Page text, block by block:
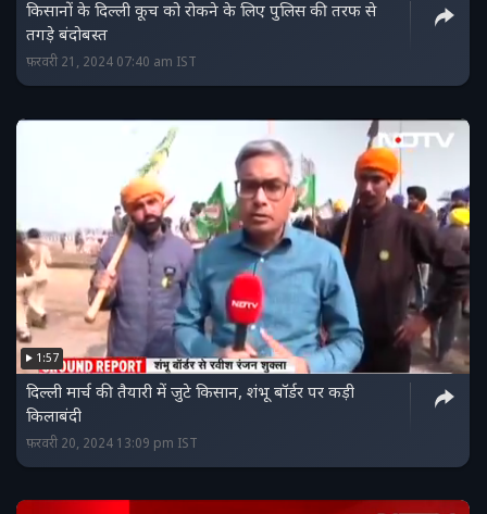
किसानों के दिल्ली कूच को रोकने के लिए पुलिस की तरफ से
तगड़े बंदोबस्त
फ़रवरी 21, 2024 07:40 am IST
1:57
दिल्ली मार्च की तैयारी में जुटे किसान, शंभू बॉर्डर पर कड़ी
किलाबंदी
फ़रवरी 20, 2024 13:09 pm IST